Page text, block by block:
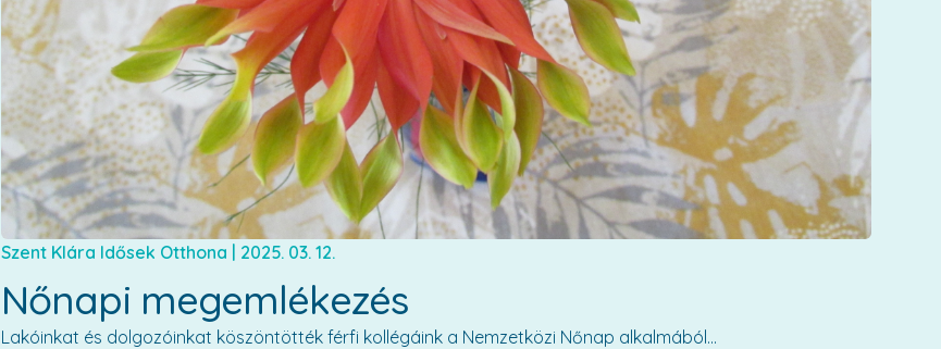
Szent Klára Idősek Otthona | 2025. 03. 12.
Nőnapi megemlékezés
Lakóinkat és dolgozóinkat köszöntötték férfi kollégáink a Nemzetközi Nőnap alkalmából...